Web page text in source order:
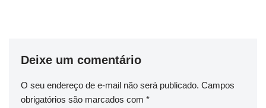
Deixe um comentário
O seu endereço de e-mail não será publicado. Campos
obrigatórios são marcados com *